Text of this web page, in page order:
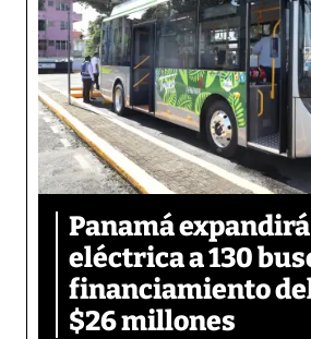
Panamá
eléctrica a 130
financiamiento
$26 millones